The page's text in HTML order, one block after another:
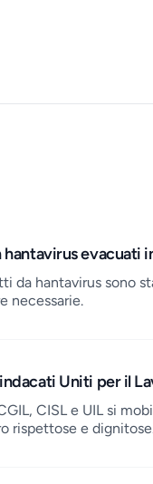
evacuati
da hantavirus sono
necessarie.
Uniti per il
CISL e UIL si
rispettose e